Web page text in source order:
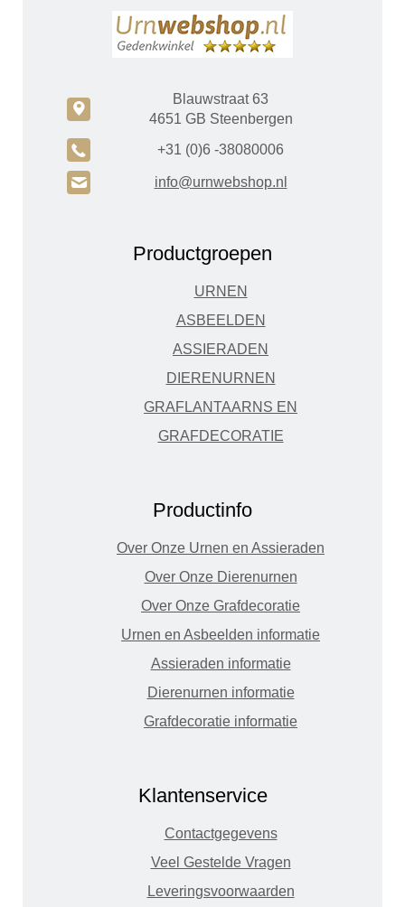
c
Blauwstraat 63
4651 GB Steenbergen
A +31 (0)6 -38080006
H info@urnwebshop.nl
Productgroepen
URNEN
ASBEELDEN
ASSIERADEN
DIERENURNEN
GRAFLANTAARNS EN
GRAFDECORATIE
Productinfo
Over Onze Urnen en Assieraden
Over Onze Dierenurnen
Over Onze Grafdecoratie
Urnen en Asbeelden informatie
Assieraden informatie
Dierenurnen informatie
Grafdecoratie informatie
Klantenservice
Contactgegevens
Veel Gestelde Vragen
Leveringsvoorwaarden